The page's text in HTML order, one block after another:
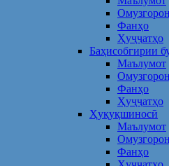
Омузгорон
Фанҳо
Ҳуҷҷатҳо
Баҳисобгирии
Маълумот
Омузгорон
Фанҳо
Ҳуҷҷатҳо
Ҳуқуқшиносӣ
Маълумот
Омузгорон
Фанҳо